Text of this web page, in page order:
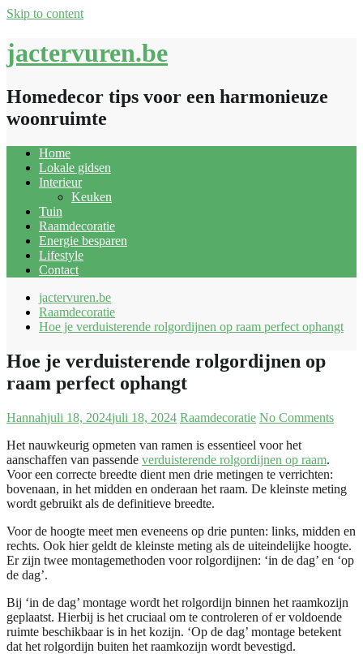
Skip to content
jactervuren.be
Homedecor tips voor een harmonieuze
woonruimte
Home
Lokale gidsen
Interieur
Keuken
Tuin
Raamdecoratie
Energie besparen
Lifestyle
Contact
jactervuren.be
Raamdecoratie
Hoe je verduisterende rolgordijnen op raam perfect ophangt
Hoe je verduisterende rolgordijnen op
raam perfect ophangt
Hannahjuli 18, 2024juli 18, 2024 Raamdecoratie No Comments
Het nauwkeurig opmeten van ramen is essentieel voor het
aanschaffen van passende verduisterende rolgordijnen op raam.
Voor een correcte breedte dient men drie metingen te verrichten:
bovenaan, in het midden en onderaan het raam. De kleinste meting
wordt gebruikt als de definitieve breedte.
Voor de hoogte meet men eveneens op drie punten: links, midden en
rechts. Ook hier geldt de kleinste meting als de uiteindelijke hoogte.
Er zijn twee montagemethoden voor rolgordijnen: ‘in de dag’ en ‘op
de dag’.
Bij ‘in de dag’ montage wordt het rolgordijn binnen het raamkozijn
geplaatst. Hierbij is het cruciaal om te controleren of er voldoende
ruimte beschikbaar is in het kozijn. ‘Op de dag’ montage betekent
dat het rolgordijn buiten het raamkozijn wordt bevestigd.